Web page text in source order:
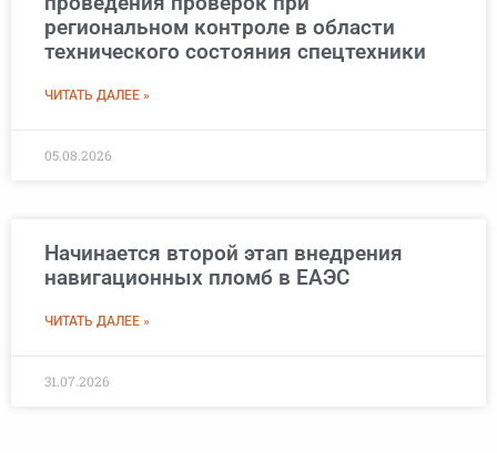
региональном контроле в области
технического состояния спецтехники
ЧИТАТЬ ДАЛЕЕ »
05.08.2026
Начинается второй этап внедрения
навигационных пломб в ЕАЭС
ЧИТАТЬ ДАЛЕЕ »
31.07.2026